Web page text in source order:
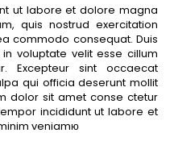
ut labore et dolore magna
quis nostrud exercitation
commodo consequat. Duis
voluptate velit esse cillum
Excepteur sint occaecat
qui officia deserunt mollit
dolor sit amet conse ctetur
incididunt ut labore et
veniamю